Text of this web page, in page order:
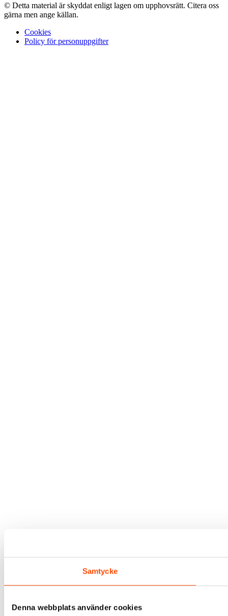
Samtycke
Denna webbplats använder cookies
© Detta material är skyddat enligt lagen om upphovsrätt. Citera oss
gärna men ange källan.
Cookies
Policy för personuppgifter